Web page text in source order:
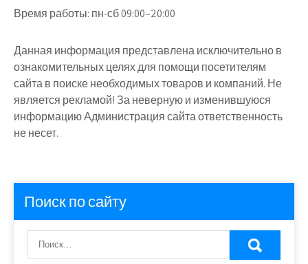
Время работы: пн-сб 09:00–20:00
Данная информация представлена исключительно в
ознакомительных целях для помощи посетителям
сайта в поиске необходимых товаров и компаний. Не
является рекламой! За неверную и изменившуюся
информацию Администрация сайта ответственность
не несет.
Поиск по сайту